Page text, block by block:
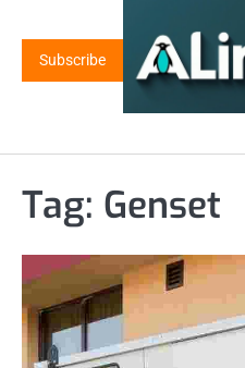
contentSubscribe
Tag: Genset